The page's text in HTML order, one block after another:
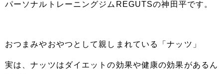
パーソナルトレーニングジムREGUTSの神田平です。
おつまみやおやつとして親しまれている「ナッツ」
実は、ナッツはダイエットの効果や健康の効果があるん